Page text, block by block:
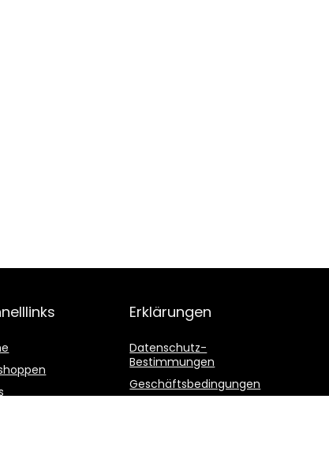
Erklärungen
Datenschutz-
Bestimmungen
Geschäftsbedingungen